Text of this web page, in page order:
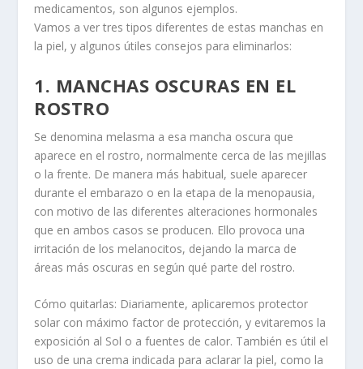
medicamentos, son algunos ejemplos.
Vamos a ver tres tipos diferentes de estas manchas en
la piel, y algunos útiles consejos para eliminarlos:
1. MANCHAS OSCURAS EN EL
ROSTRO
Se denomina melasma a esa mancha oscura que
aparece en el rostro, normalmente cerca de las mejillas
o la frente. De manera más habitual, suele aparecer
durante el embarazo o en la etapa de la menopausia,
con motivo de las diferentes alteraciones hormonales
que en ambos casos se producen. Ello provoca una
irritación de los melanocitos, dejando la marca de
áreas más oscuras en según qué parte del rostro.
Cómo quitarlas: Diariamente, aplicaremos protector
solar con máximo factor de protección, y evitaremos la
exposición al Sol o a fuentes de calor. También es útil el
uso de una crema indicada para aclarar la piel, como la